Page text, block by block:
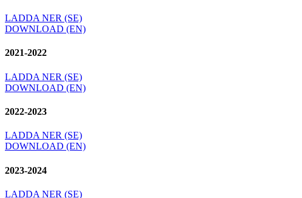
LADDA NER (SE)
DOWNLOAD (EN)
2021-2022
LADDA NER (SE)
DOWNLOAD (EN)
2022-2023
LADDA NER (SE)
DOWNLOAD (EN)
2023-2024
LADDA NER (SE)